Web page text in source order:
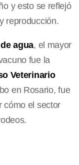
y esto se reflejó
reproducción.
agua, el mayor
fue la
Veterinario
en Rosario, fue
cómo el sector